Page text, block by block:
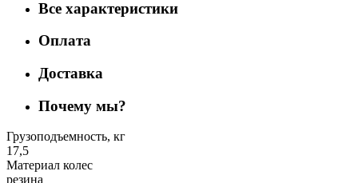
Все характеристики
Оплата
Доставка
Почему мы?
Грузоподъемность, кг
17,5
Материал колес
резина